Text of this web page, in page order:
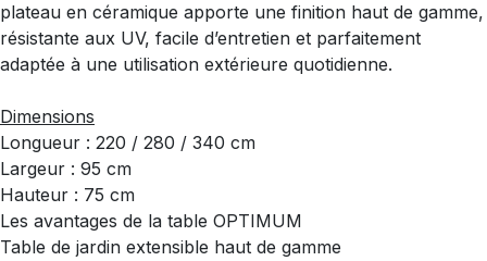
plateau en céramique apporte une finition haut de gamme,
résistante aux UV, facile d’entretien et parfaitement
adaptée à une utilisation extérieure quotidienne.
Dimensions
Longueur : 220 / 280 / 340 cm
Largeur : 95 cm
Hauteur : 75 cm
Les avantages de la table OPTIMUM
Table de jardin extensible haut de gamme